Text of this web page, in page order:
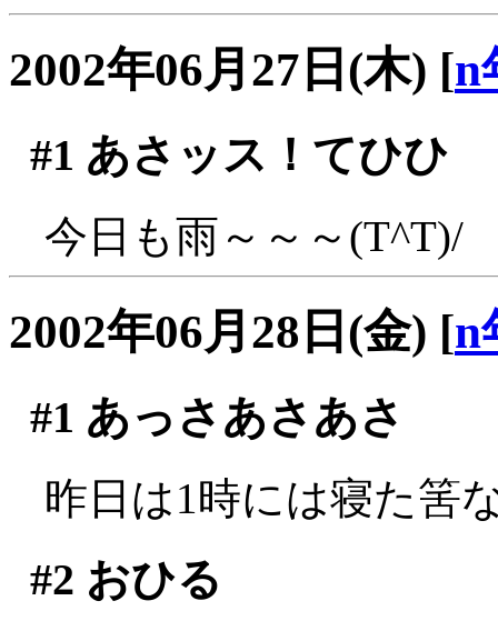
2002年06月27日(木) [n
#1 あさッス！てひひ
今日も雨～～～(T^T)/
2002年06月28日(金) [n
#1 あっさあさあさ
昨日は1時には寝た筈
#2 おひる